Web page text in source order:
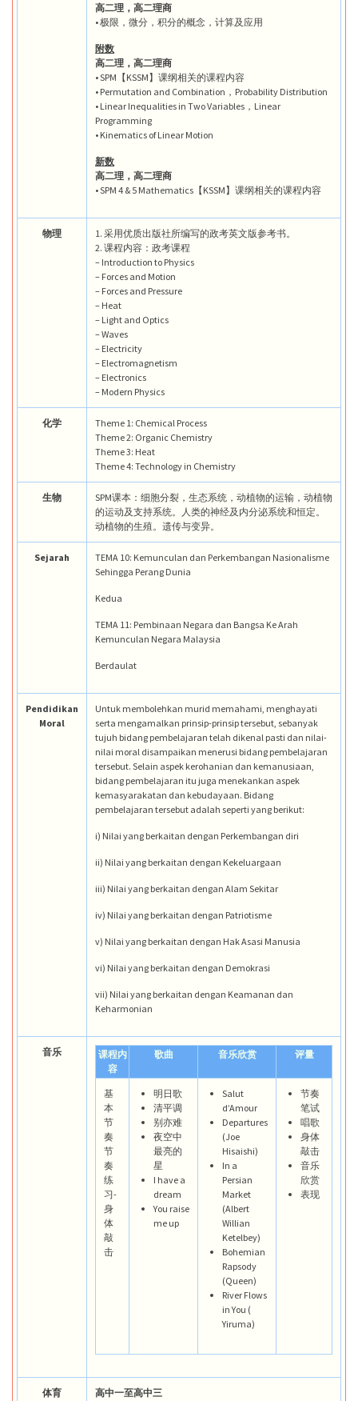
高二理，高二理商
• 极限，微分，积分的概念，计算及应用
附数
高二理，高二理商
• SPM【KSSM】课纲相关的课程内容
• Permutation and Combination，Probability Distribution
• Linear Inequalities in Two Variables，Linear
Programming
• Kinematics of Linear Motion
新数
高二理，高二理商
• SPM 4 & 5 Mathematics【KSSM】课纲相关的课程内容
物理
1. 采用优质出版社所编写的政考英文版参考书。
2. 课程内容：政考课程
– Introduction to Physics
– Forces and Motion
– Forces and Pressure
– Heat
– Light and Optics
– Waves
– Electricity
– Electromagnetism
– Electronics
– Modern Physics
化学
Theme 1: Chemical Process
Theme 2: Organic Chemistry
Theme 3: Heat
Theme 4: Technology in Chemistry
生物
SPM课本：细胞分裂，生态系统，动植物的运输，动植物
的运动及支持系统。人类的神经及内分泌系统和恒定。
动植物的生殖。遗传与变异。
Sejarah
TEMA 10: Kemunculan dan Perkembangan Nasionalisme
Sehingga Perang Dunia
Kedua
TEMA 11: Pembinaan Negara dan Bangsa Ke Arah
Kemunculan Negara Malaysia
Berdaulat
Pendidikan
Moral
Untuk membolehkan murid memahami, menghayati
serta mengamalkan prinsip-prinsip tersebut, sebanyak
tujuh bidang pembelajaran telah dikenal pasti dan nilai-
nilai moral disampaikan menerusi bidang pembelajaran
tersebut. Selain aspek kerohanian dan kemanusiaan,
bidang pembelajaran itu juga menekankan aspek
kemasyarakatan dan kebudayaan. Bidang
pembelajaran tersebut adalah seperti yang berikut:
i) Nilai yang berkaitan dengan Perkembangan diri
ii) Nilai yang berkaitan dengan Kekeluargaan
iii) Nilai yang berkaitan dengan Alam Sekitar
iv) Nilai yang berkaitan dengan Patriotisme
v) Nilai yang berkaitan dengan Hak Asasi Manusia
vi) Nilai yang berkaitan dengan Demokrasi
vii) Nilai yang berkaitan dengan Keamanan dan
Keharmonian
音乐
课程内
容
歌曲 音乐欣赏 评量
基
本
节
奏
节
奏
练
习-
身
体
敲
击
明日歌
清平调
别亦难
夜空中
最亮的
星
I have a
dream
You raise
me up
Salut
d’Amour
Departures
(Joe
Hisaishi)
In a
Persian
Market
(Albert
Willian
Ketelbey)
Bohemian
Rapsody
(Queen)
River Flows
in You (
Yiruma)
节奏
笔试
唱歌
身体
敲击
音乐
欣赏
表现
体育
高中一至高中三